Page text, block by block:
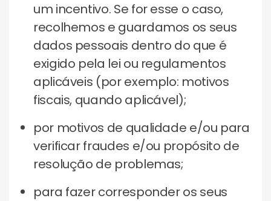
um incentivo. Se for esse o caso,
recolhemos e guardamos os seus
dados pessoais dentro do que é
exigido pela lei ou regulamentos
aplicáveis (por exemplo: motivos
fiscais, quando aplicável);
por motivos de qualidade e/ou para
verificar fraudes e/ou propósito de
resolução de problemas;
para fazer corresponder os seus